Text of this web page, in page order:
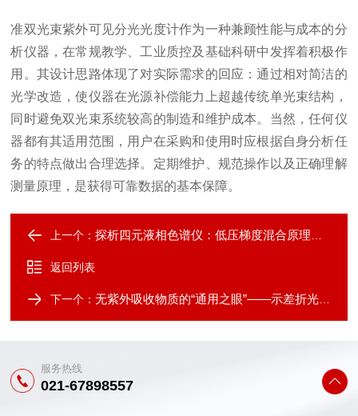
准双光束紫外可见分光光度计作为一种兼顾性能与成本的分
析仪器，在常规教学、工业质控及基础科研中发挥着积极作
用。其设计思路体现了对实际需求的回应：通过相对简洁的
光学改造，使仪器在光源补偿能力上超越传统单光束结构，
同时避免双光束系统较高的制造和维护成本。当然，任何仪
器都有其适用范围，用户在采购和使用时应根据自身分析任
务的特点做出合理选择。定期维护、规范操作以及正确理解
测量原理，是获得可靠数据的基本保障。
上一个：探析四元液相色谱仪：低压梯度混合原理与多元溶剂控制技术
返回列表
下一个：无紫外吸收物质的“通用之眼”——示差折光检测器技术深度解读
服务热线
021-67898557